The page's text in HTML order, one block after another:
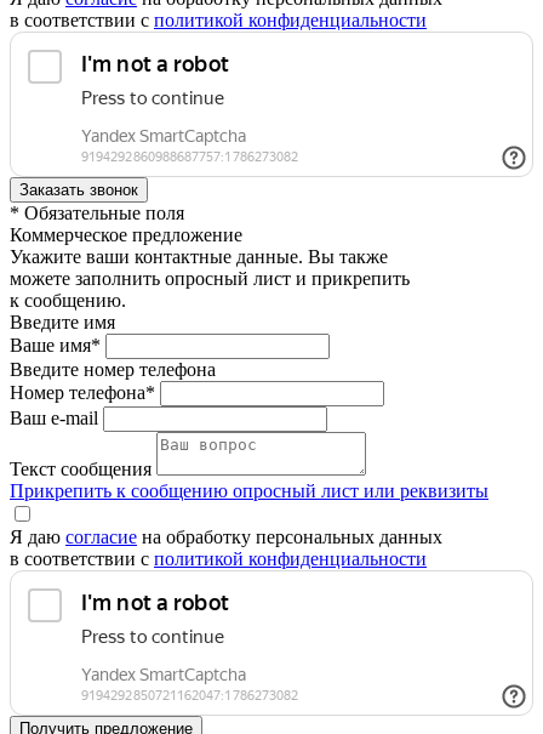
в соответствии с политикой конфиденциальности
* Обязательные поля
Коммерческое предложение
Укажите ваши контактные данные. Вы также
можете заполнить опросный лист и прикрепить
к сообщению.
Введите имя
Ваше имя*
Введите номер телефона
Номер телефона*
Ваш e-mail
Текст сообщения
Прикрепить к сообщению опросный лист или реквизиты
Я даю согласие на обработку персональных данных
в соответствии с политикой конфиденциальности